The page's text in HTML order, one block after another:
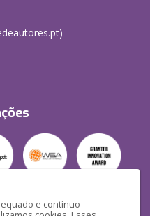
e contínuo
)